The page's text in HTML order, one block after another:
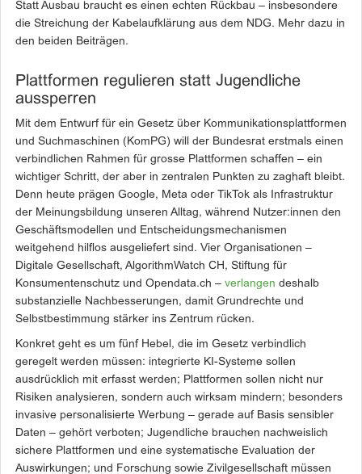
Statt Ausbau braucht es einen echten Rückbau – insbesondere
die Streichung der Kabelaufklärung aus dem NDG. Mehr dazu in
den beiden Beiträgen.
Plattformen regulieren statt Jugendliche
aussperren
Mit dem Entwurf für ein Gesetz über Kommunikationsplattformen
und Suchmaschinen (KomPG) will der Bundesrat erstmals einen
verbindlichen Rahmen für grosse Plattformen schaffen – ein
wichtiger Schritt, der aber in zentralen Punkten zu zaghaft bleibt.
Denn heute prägen Google, Meta oder TikTok als Infrastruktur
der Meinungsbildung unseren Alltag, während Nutzer:innen den
Geschäftsmodellen und Entscheidungsmechanismen
weitgehend hilflos ausgeliefert sind. Vier Organisationen –
Digitale Gesellschaft, AlgorithmWatch CH, Stiftung für
Konsumentenschutz und Opendata.ch – verlangen deshalb
substanzielle Nachbesserungen, damit Grundrechte und
Selbstbestimmung stärker ins Zentrum rücken.
Konkret geht es um fünf Hebel, die im Gesetz verbindlich
geregelt werden müssen: integrierte KI-Systeme sollen
ausdrücklich mit erfasst werden; Plattformen sollen nicht nur
Risiken analysieren, sondern auch wirksam mindern; besonders
invasive personalisierte Werbung – gerade auf Basis sensibler
Daten – gehört verboten; Jugendliche brauchen nachweislich
sichere Plattformen und eine systematische Evaluation der
Auswirkungen; und Forschung sowie Zivilgesellschaft müssen